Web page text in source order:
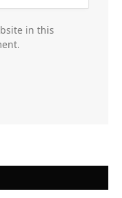
in this